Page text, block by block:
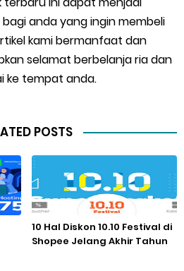
anda yang ingin membeli
kami bermanfaat dan
selamat berbelanja ria dan
ke tempat anda.
POSTS
10 Hal Diskon 10.10 Festival di
Shopee Jelang Akhir Tahun